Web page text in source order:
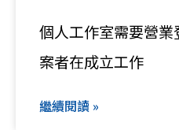
個人工作室需要營
案者在成立工作
繼續閱讀 »